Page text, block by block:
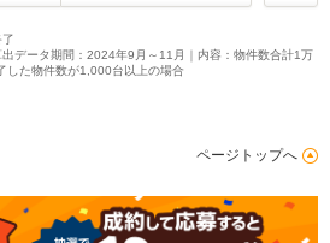
データ期間：2024年9月～11月｜内容：物件数合計1万
した物件数が1,000台以上の場合
ページトップへ